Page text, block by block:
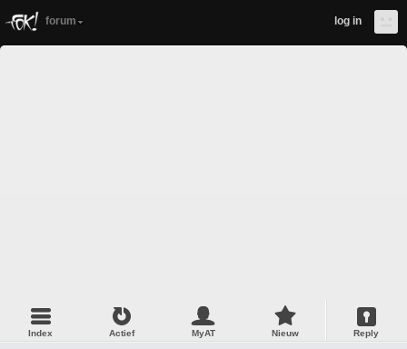
forum log in
Index Actief MyAT Nieuw Reply